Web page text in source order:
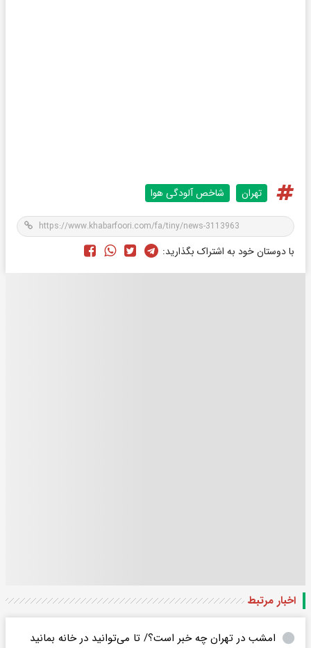
تهران شاخص آلودگی هوا
با دوستان خود به اشتراک بگذارید:
اخبار مرتبط
امشب در تهران چه خبر است؟/ تا می‌توانید در خانه بمانید